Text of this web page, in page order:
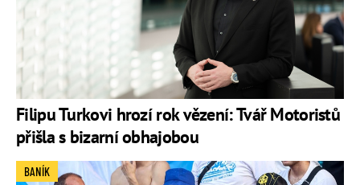
Filipu Turkovi hrozí rok vězení: Tvář Motoristů
přišla s bizarní obhajobou
BANÍK